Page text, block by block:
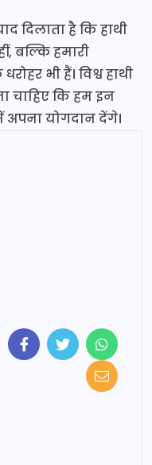
दिलाता है कि हाथी
बल्कि हमारी
भी हैं। विश्व हाथी
चाहिए कि हम इन
योगदान देंगे।